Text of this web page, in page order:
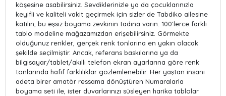
köşesine asabilirsiniz. Sevdiklerinizle ya da çocuklarınızla
keyifli ve kaliteli vakit geçirmek için sizler de Tabdiko ailesine
katılın, bu eşsiz boyama zevkinin tadına varın. 100'lerce farklı
tablo modeline mağazamızdan erişebilirsiniz. Görmekte
olduğunuz renkler, gerçek renk tonlarına en yakın olacak
şekilde seçilmiştir. Ancak, referans baskılarına ya da
bilgisayar/tablet/akıllı telefon ekran ayarlarına göre renk
tonlarında hafif farklılıklar gözlemlenebilir. Her yaştan insanı
adeta birer amatör ressama dönüştüren Numaralarla
boyama seti ile, ister duvarlarınızı süsleyen harika tablolar